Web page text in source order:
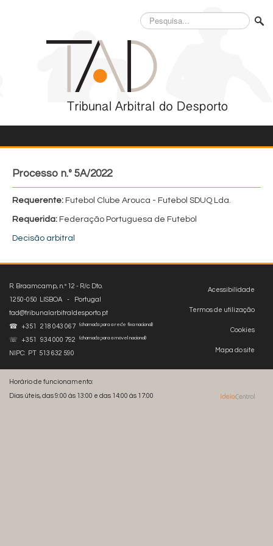
Pesquisa...
Processo n.º 5A/2022
Requerente: Futebol Clube Arouca - Futebol SDUQ Lda.
Requerida: Federação Portuguesa de Futebol
Decisão arbitral
Acessibilidade
Termos de utilização
Cookies
Mapa do site
R. Braamcamp, n.º 12 - R/c Dto.
1250-050 LISBOA - Portugal
tad@tribunalarbitraldesporto.pt
☎ +351 218 043 067
(chamada para a rede fixa nacional)
☏ +351 934 000 792 (chamada para a móvel nacional)
NIPC: PT 513 632 590
Horário de funcionamento:
Dias úteis, das 9:00 às 13:00 e das 14:00 às 17:00